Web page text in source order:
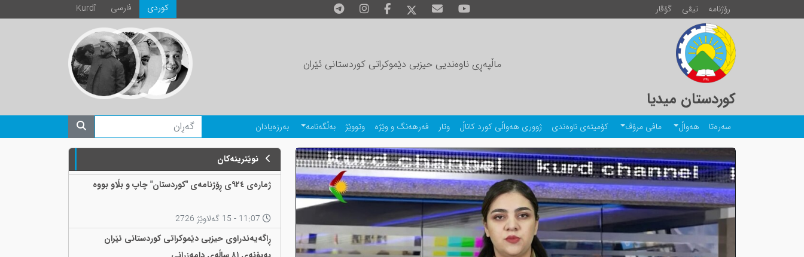
رۆژنامە تیڤی گۆڤار Kurdî فارسی كوردی
کوردستان میدیا
ماڵپەڕی ناوەندیی حیزبی دێموکراتی کوردستانی ئێران
سەرەتا هەواڵ مافی مرۆڤ کۆمیتەی ناوەندی ژووری هەواڵی کورد کاناڵ وتار فەرهەنگ و وێژە وتووێژ بەڵگەنامە بەرزەیادان
نوێترینەکان
ژمارەی ٩٢٤ی ڕۆژنامەی "کوردستان" چاپ و بڵاو بووە
ڕاگەیەندراوی حیزبی دێموکراتی کوردستانی ئێران